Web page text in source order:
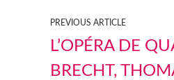
PREVIOUS ARTICLE
L’OPÉRA DE
BRECHT,